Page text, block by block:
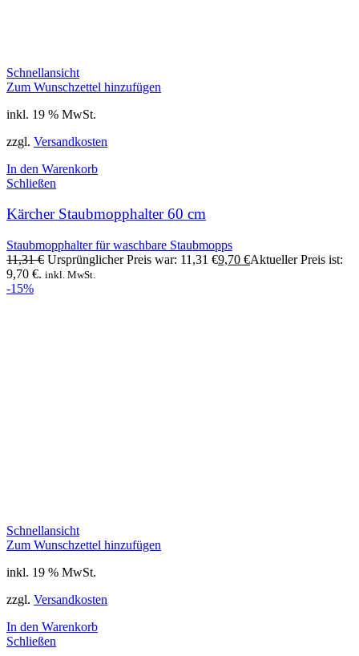
Schnellansicht
Zum Wunschzettel hinzufügen
inkl. 19 % MwSt.
zzgl. Versandkosten
In den Warenkorb
Schließen
Kärcher Staubmopphalter 60 cm
Staubmopphalter für waschbare Staubmopps
11,31€ Ursprünglicher Preis war: 11,31 €9,70 €Aktueller Preis ist:
9,70 €. inkl. MwSt.
-15%
Schnellansicht
Zum Wunschzettel hinzufügen
inkl. 19 % MwSt.
zzgl. Versandkosten
In den Warenkorb
Schließen